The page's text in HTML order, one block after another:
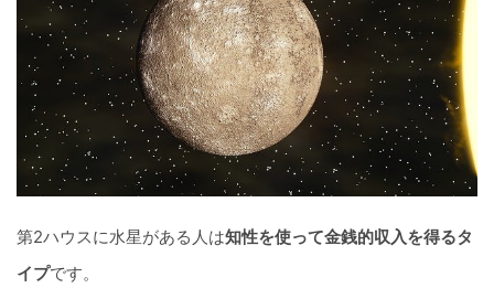
第2ハウスに水星がある人は知性を使って金銭的収入を得るタ
イプです。